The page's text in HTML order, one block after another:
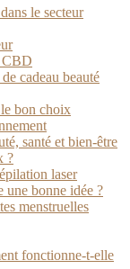
le secteur
CBD
cadeau beauté
bon choix
santé et bien-être
?
laser
une bonne idée ?
menstruelles
fonctionne-t-elle